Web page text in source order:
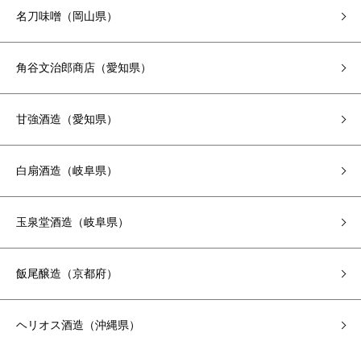
名刀味噌（岡山県）
角谷文治郎商店（愛知県）
甘強酒造（愛知県）
白扇酒造（岐阜県）
玉泉堂酒造（岐阜県）
飯尾醸造（京都府）
ヘリオス酒造（沖縄県）